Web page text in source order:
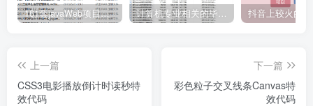
161套javaWeb项目源码免费分享 计算机专业相关的毕业设计论文合集免费下载
上一篇
CSS3电影播放倒计时读秒特
效代码
下一篇
彩色粒子交叉线条Canvas特
效代码